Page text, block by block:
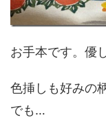
お手本です。優
色挿しも好みの
でも…